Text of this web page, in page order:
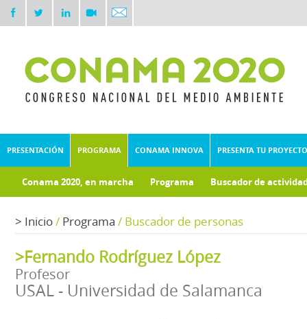
PRESENTACIÓN PROGRAMA CONAMA INNOVA PRESENTA TU PROYECTO
Conama 2020, en marcha Programa Buscador de
> Inicio/ Programa / Buscador de personas
>Fernando Rodríguez López
Profesor
USAL - Universidad de Salamanca